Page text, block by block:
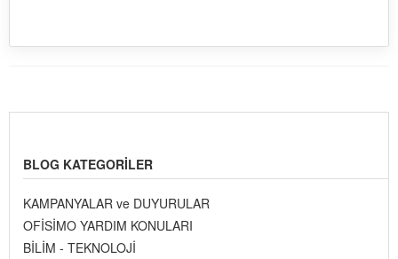
BLOG KATEGORILER
KAMPANYALAR ve DUYURULAR
OFİSİMO YARDIM KONULARI
BİLİM - TEKNOLOJİ